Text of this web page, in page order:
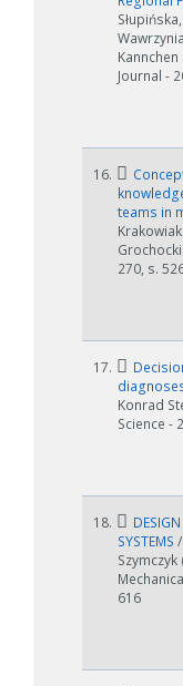
Journal -
16.
teams in
Krakowiak
270, s.
17.
Konrad
Science -
18.
SYSTEMS
Szymczyk
616